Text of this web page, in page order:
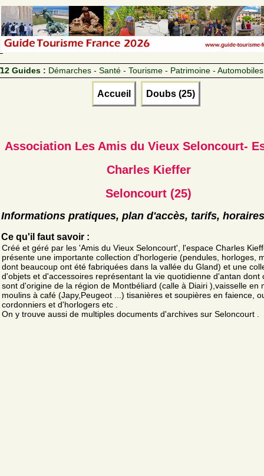
12 Guides : Démarches - Santé - Tourisme - Patrimoine - Automobiles
Accueil Doubs (25)
Association Les Amis du Vieux Seloncourt-
Charles Kieffer
Seloncourt (25)
Informations pratiques, plan d'accès, tarifs, horaires
Ce qu'il faut savoir :
Créé et géré par les 'Amis du Vieux Seloncourt', l'espace Charles
présente une importante collection d'horlogerie (pendules, horloges,
dont beaucoup ont été fabriquées dans la vallée du Gland) et une
d'objets et d'accessoires représentant la vie quotidienne d'antan dont
sont d'origine de la région de Montbéliard (calle à Diairi ),vaisselle en
moulins à café (Japy,Peugeot ...) tisanières et soupières en faience,
cordonniers et d'horlogers etc .
On y trouve aussi de multiples documents d'archives sur Seloncourt .